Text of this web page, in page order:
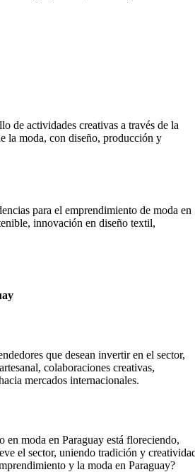
de actividades creativas a través de la
la moda, con diseño, producción y
para el emprendimiento de moda en
innovación en diseño textil,
que desean invertir en el sector,
colaboraciones creativas,
mercados internacionales.
moda en Paraguay está floreciendo,
el sector, uniendo tradición y
y la moda en Paraguay?